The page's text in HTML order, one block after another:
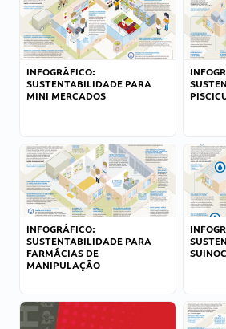
INFOGRÁFICO:
SUSTENTABILIDADE PARA
MINI MERCADOS
INFOGRÁFICO:
SUSTENTABILIDADE PARA
FARMÁCIAS DE
MANIPULAÇÃO